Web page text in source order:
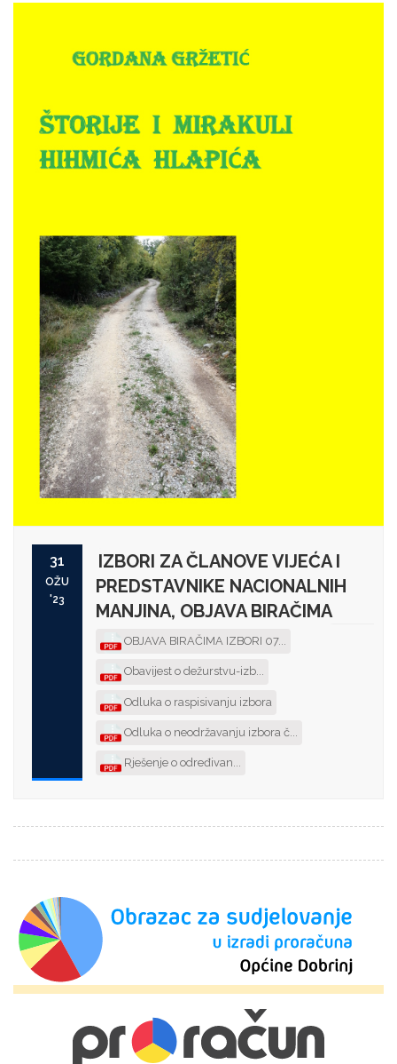
31
OŽU
'23
IZBORI ZA ČLANOVE VIJEĆA I
PREDSTAVNIKE NACIONALNIH
MANJINA, OBJAVA BIRAČIMA
OBJAVA BIRAČIMA IZBORI 07...
Obavijest o dežurstvu-izb...
Odluka o raspisivanju izbora
Odluka o neodržavanju izbora č...
Rješenje o određivan...